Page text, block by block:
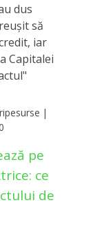
dus
să
iar
Capitalei
|
pe
ce
de